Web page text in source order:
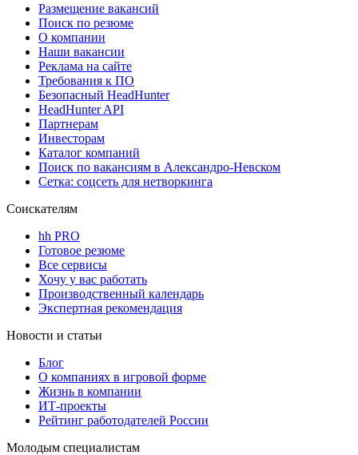
Размещение вакансий
Поиск по резюме
О компании
Наши вакансии
Реклама на сайте
Требования к ПО
Безопасный HeadHunter
HeadHunter API
Партнерам
Инвесторам
Каталог компаний
Поиск по вакансиям в Александро-Невском
Сетка: соцсеть для нетворкинга
Соискателям
hh PRO
Готовое резюме
Все сервисы
Хочу у вас работать
Производственный календарь
Экспертная рекомендация
Новости и статьи
Блог
О компаниях в игровой форме
Жизнь в компании
ИТ-проекты
Рейтинг работодателей России
Молодым специалистам